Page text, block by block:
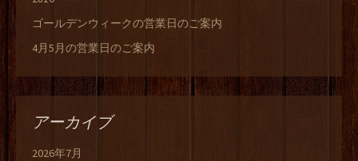
ゴールデンウィークの営業日のご案内
4月5月の営業日のご案内
アーカイブ
2026年7月